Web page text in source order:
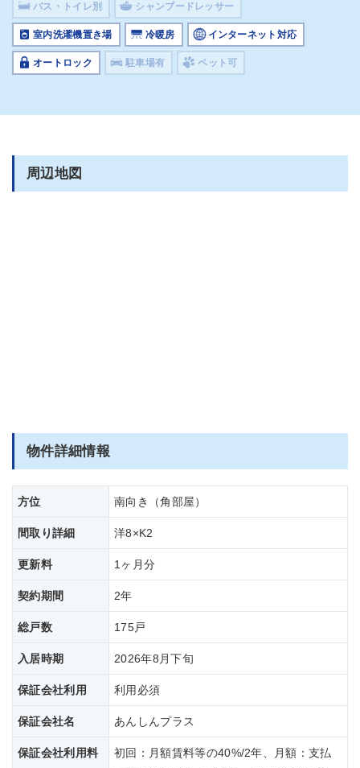
バス・トイレ別 シャンプードレッサー
室内洗濯機置き場 冷暖房 インターネット対応
オートロック 駐車場有 ペット可
周辺地図
物件詳細情報
方位 南向き（角部屋）
間取り詳細 洋8×K2
更新料 1ヶ月分
契約期間 2年
総戸数 175戸
入居時期 2026年8月下旬
保証会社利用 利用必須
保証会社名 あんしんプラス
保証会社利用料
初回：月額賃料等の40%/2年、月額：支払